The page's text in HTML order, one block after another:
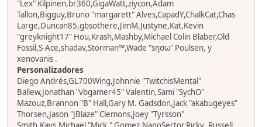
"Lex" Kilpinen,br360,GigaWatt,ziycon,Adam
Tallon,Bigguy,Bruno "margarett" Alves,CapadY,ChalkCat,Chas
Large,Duncan85,gbsothere,JimM,Justyne,Kat,Kevin
"greyknight17" Hou,Krash,Mashby,Michael Colin Blaber,Old
Fossil,S-Ace,shadav,Storman™,Wade "sησω" Poulsen, y
xenovanis .
Personalizadores
Diego Andrés,GL700Wing,Johnnie "TwitchisMental"
Ballew,Jonathan "vbgamer45" Valentin,Sami "SychO"
Mazouz,Brannon "B" Hall,Gary M. Gadsdon,Jack "akabugeyes"
Thorsen,Jason "JBlaze" Clemons,Joey "Tyrsson"